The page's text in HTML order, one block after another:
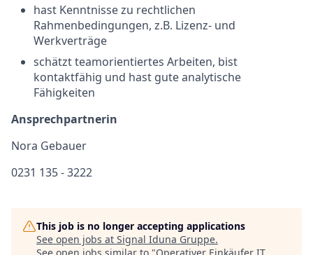
hast Kenntnisse zu rechtlichen
Rahmenbedingungen, z.B. Lizenz- und
Werkverträge
schätzt teamorientiertes Arbeiten, bist
kontaktfähig und hast gute analytische
Fähigkeiten
Ansprechpartnerin
Nora Gebauer
0231 135 - 3222
This job is no longer accepting applications
See open jobs at Signal Iduna Gruppe.